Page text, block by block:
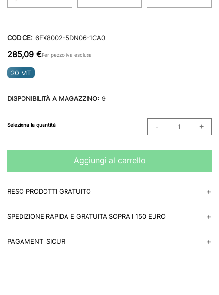
CODICE: 6FX8002-5DN06-1CA0
285,09 €Per pezzo iva esclusa
20 MT
DISPONIBILITÀ A MAGAZZINO: 9
Seleziona la quantità
Aggiungi al carrello
RESO PRODOTTI GRATUITO +
Mettiti in contatto con noi
SPEDIZIONE RAPIDA E GRATUITA SOPRA I 150 EURO +
del mondo.
PAGAMENTI SICURI +